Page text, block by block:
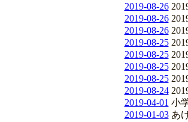
2019-08-26
2019-08-26
2019-08-26
2019-08-25
2019-08-25
2019-08-25
2019-08-25
2019-08-24
2019-04-01 小
2019-01-03あ